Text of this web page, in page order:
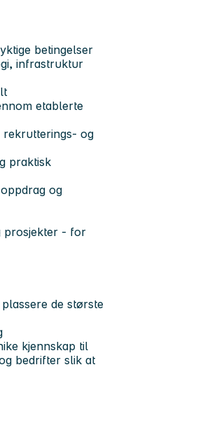
betingelser
infrastruktur
etablerte
og
praktisk
og
prosjekter - for
de største
kjennskap til
bedrifter slik at